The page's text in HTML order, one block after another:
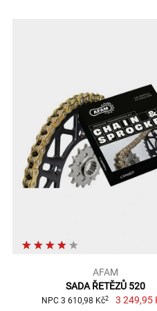
AFAM
SADA ŘETĚZŮ 520
NPC 3 610,98 Kč2 3 249,95